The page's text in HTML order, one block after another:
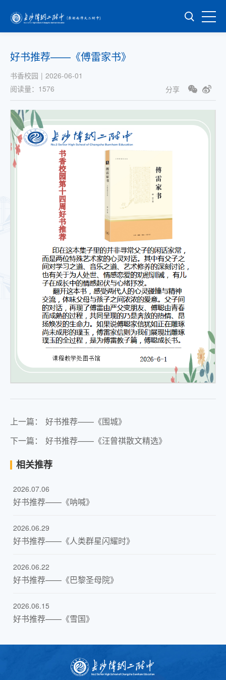
好书推荐——《傅雷家书》
书香校园 | 2026-06-01
阅读量： 1576 分享
上一篇：
好书推荐——《围城》
下一篇：
好书推荐——《汪曾祺散文精选》
相关推荐
2026.07.06
好书推荐——《呐喊》
2026.06.29
好书推荐——《人类群星闪耀时》
2026.06.22
好书推荐——《巴黎圣母院》
2026.06.15
好书推荐——《雪国》